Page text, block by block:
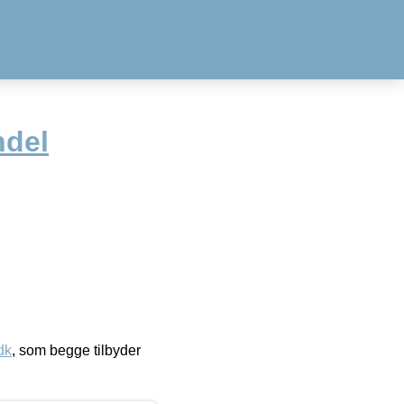
, som begge tilbyder